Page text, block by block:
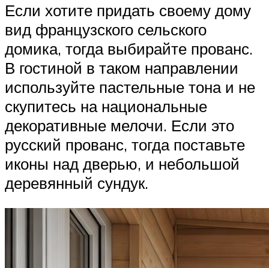
Если хотите придать своему дому
вид французского сельского
домика, тогда выбирайте прованс.
В гостиной в таком направлении
используйте пастельные тона и не
скупитесь на национальные
декоративные мелочи. Если это
русский прованс, тогда поставьте
иконы над дверью, и небольшой
деревянный сундук.